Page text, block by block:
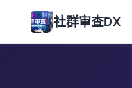
社群审查DX